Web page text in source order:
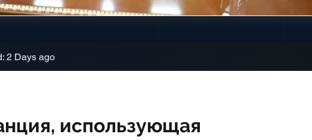
2 Days ago
использующая